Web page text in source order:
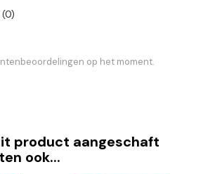
(0)
op het moment.
product aangeschaft
ook...